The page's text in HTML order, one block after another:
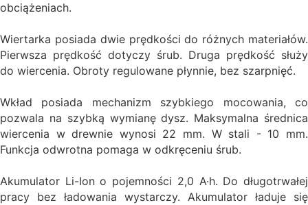
obciążeniach.
Wiertarka posiada dwie prędkości do różnych materiałów.
Pierwsza prędkość dotyczy śrub. Druga prędkość służy
do wiercenia. Obroty regulowane płynnie, bez szarpnięć.
Wkład posiada mechanizm szybkiego mocowania, co
pozwala na szybką wymianę dysz. Maksymalna średnica
wiercenia w drewnie wynosi 22 mm. W stali - 10 mm.
Funkcja odwrotna pomaga w odkręceniu śrub.
Akumulator Li-Ion o pojemności 2,0 A·h. Do długotrwałej
pracy bez ładowania wystarczy. Akumulator ładuje się